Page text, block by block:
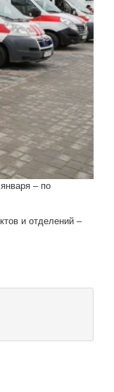
– по
и отделений –